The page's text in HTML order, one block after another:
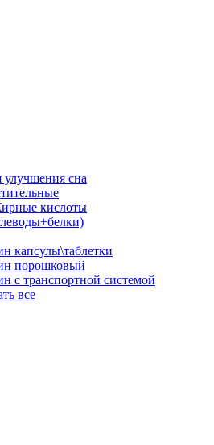
улучшения сна
кислоты
капсулы\таблетки
порошковый
с транспортной системой
все